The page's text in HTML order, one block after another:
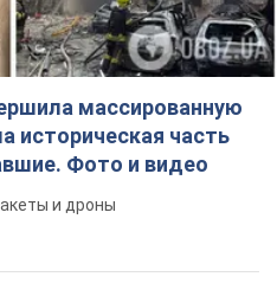
массированную
историческая часть
Фото и видео
и дроны